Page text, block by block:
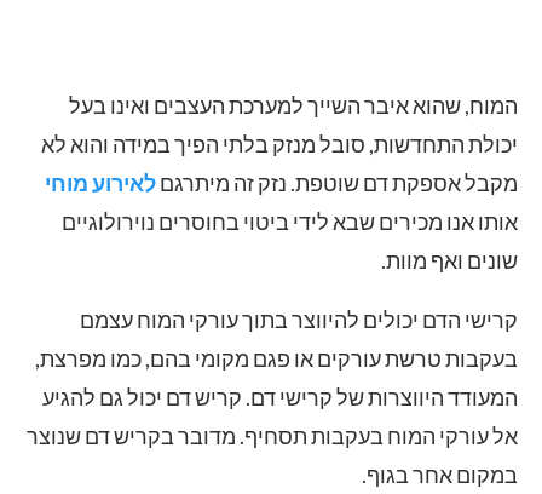
המוח, שהוא איבר השייך למערכת העצבים ואינו בעל
יכולת התחדשות, סובל מנזק בלתי הפיך במידה והוא לא
מקבל אספקת דם שוטפת. נזק זה מיתרגםלאירוע מוחי
אותו אנו מכירים שבא לידי ביטוי בחוסרים נוירולוגיים
שונים ואף מוות.
קרישי הדם יכולים להיווצר בתוך עורקי המוח עצמם
בעקבות טרשת עורקים או פגם מקומי בהם, כמו מפרצת,
המעודד היווצרות של קרישי דם. קריש דם יכול גם להגיע
אל עורקי המוח בעקבות תסחיף. מדובר בקריש דם שנוצר
במקום אחר בגוף.